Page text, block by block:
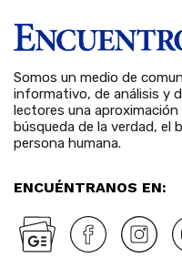
Somos un medio de
informativo, de análisis y
lectores una
búsqueda de la verdad, el
persona humana.
ENCUÉNTRANOS EN: